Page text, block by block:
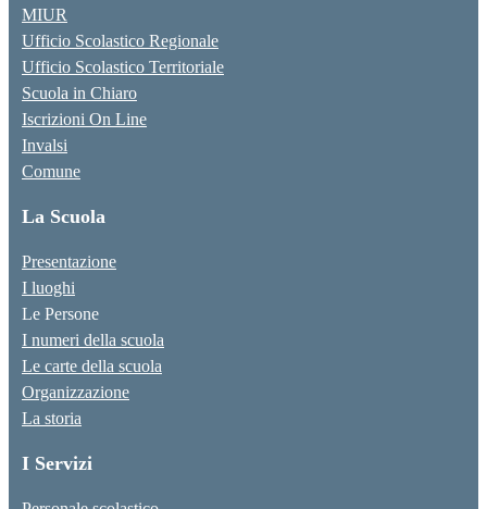
MIUR
Ufficio Scolastico Regionale
Ufficio Scolastico Territoriale
Scuola in Chiaro
Iscrizioni On Line
Invalsi
Comune
La Scuola
Presentazione
I luoghi
Le Persone
I numeri della scuola
Le carte della scuola
Organizzazione
La storia
I Servizi